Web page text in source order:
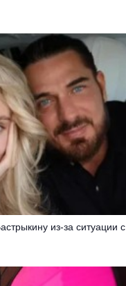
из-за ситуации с